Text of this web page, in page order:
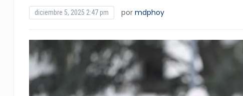
diciembre 5, 2025 2:47 pm por mdphoy